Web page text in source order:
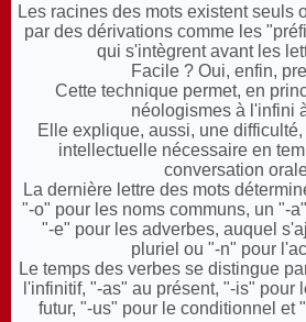
Les racines des mots existent seuls
par des dérivations comme les
qui s'intègrent avant les
Facile ? Oui, enfin,
Cette technique permet, en
néologismes à l'infini
Elle explique, aussi, une
intellectuelle nécessaire en
conversation
La dernière lettre des mots
"-o" pour les noms communs, un "-
"-e" pour les adverbes, auquel
pluriel ou "-n" pour
Le temps des verbes se distingue
l'infinitif, "-as" au présent, "-is" pour
futur, "-us" pour le conditionnel et